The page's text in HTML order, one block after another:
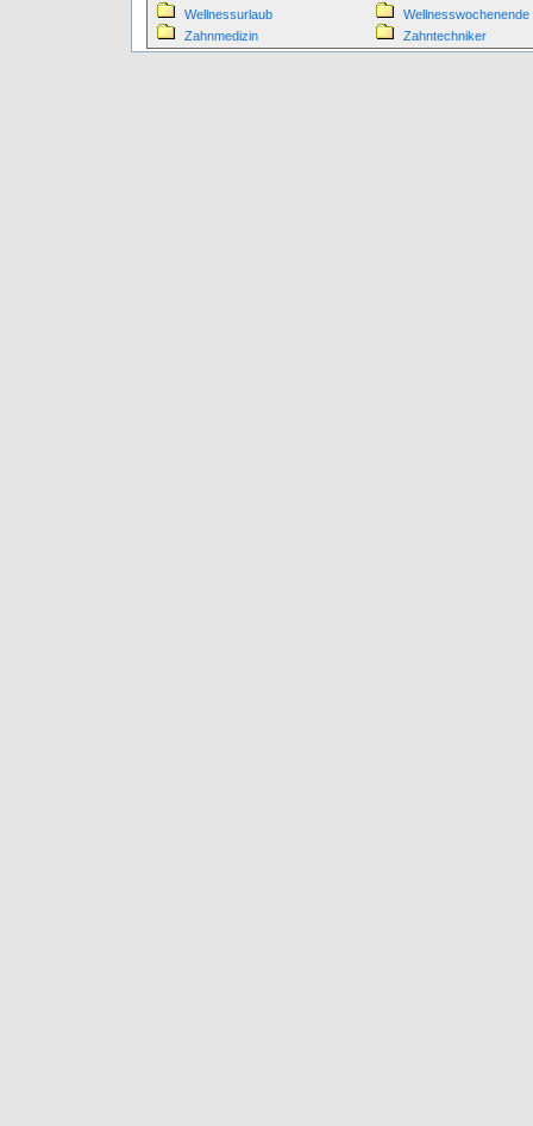
Wellnessurlaub
Wellnesswochenende
Zahnmedizin
Zahntechniker